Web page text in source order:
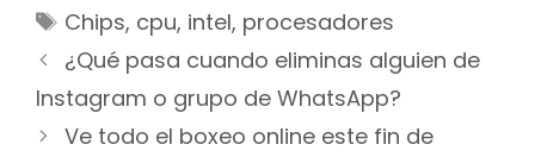
Etiquetas
Chips, cpu, intel, procesadores
Navegación
de
entradas
¿Qué pasa cuando eliminas alguien de
Instagram o grupo de WhatsApp?
Ve todo el boxeo online este fin de